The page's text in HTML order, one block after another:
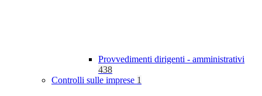
Provvedimenti dirigenti - amministrativi
438
Controlli sulle imprese 1